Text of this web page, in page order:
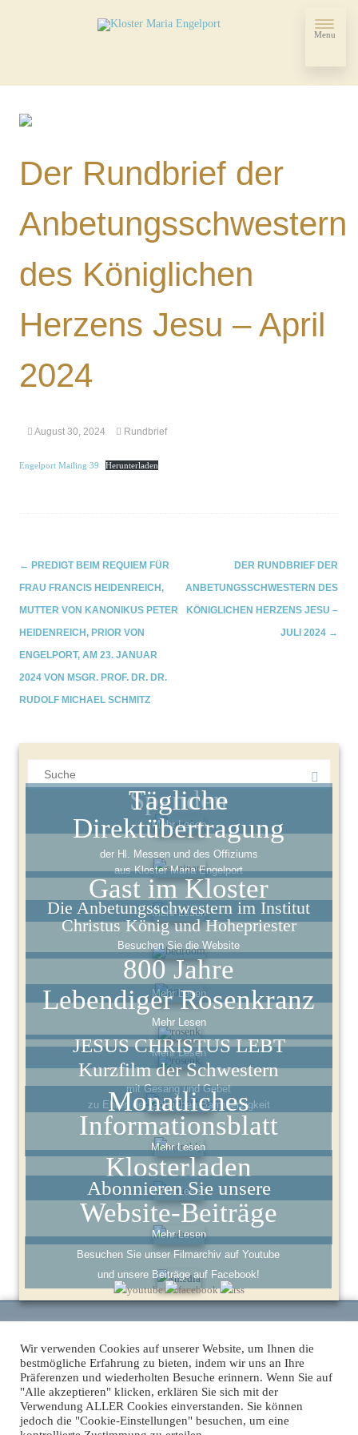
Menu
Der Rundbrief der
Anbetungsschwestern
des Königlichen
Herzens Jesu – April
2024
August 30, 2024 Rundbrief
Engelport Mailing 39 Herunterladen
Navigation
(Beiträge)
← PREDIGT BEIM REQUIEM FÜR
FRAU FRANCIS HEIDENREICH,
MUTTER VON KANONIKUS PETER
HEIDENREICH, PRIOR VON
ENGELPORT, AM 23. JANUAR
2024 VON MSGR. PROF. DR. DR.
RUDOLF MICHAEL SCHMITZ
DER RUNDBRIEF DER
ANBETUNGSSCHWESTERN DES
KÖNIGLICHEN HERZENS JESU –
JULI 2024 →
Spenden
Mehr Lesen
Tägliche
Direktübertragung
der Hl. Messen und des Offiziums
aus Kloster Maria Engelport
Gast im Kloster
Mehr Lesen
Die Anbetungsschwestern im Institut
Christus König und Hohepriester
Besuchen Sie die Website
800 Jahre
Mehr Lesen
Lebendiger Rosenkranz
Mehr Lesen
Mehr Lesen
JESUS CHRISTUS LEBT
Kurzfilm der Schwestern
mit Gesang und Gebet
zu Ehren der Göttlichen Barmherzigkeit
Monatliches
Informationsblatt
Mehr Lesen
Klosterladen
Mehr Lesen
Abonnieren Sie unsere
Website-Beiträge
Mehr Lesen
Besuchen Sie unser Filmarchiv auf Youtube
und unsere Beiträge auf Facebook!
Kloster Maria Engelport, Flaumbachtal 4, 56253 Treis-Karden - Telefon:
+49 2672 915750 - engelport@institut-christus-koenig.de
Homepage des Instituts in Deutschland: Institut Christus König und
Hohepriester
Wir verwenden Cookies auf unserer Website, um Ihnen die
bestmögliche Erfahrung zu bieten, indem wir uns an Ihre
Präferenzen und wiederholten Besuche erinnern. Wenn Sie auf
"Alle akzeptieren" klicken, erklären Sie sich mit der
Verwendung ALLER Cookies einverstanden. Sie können
jedoch die "Cookie-Einstellungen" besuchen, um eine